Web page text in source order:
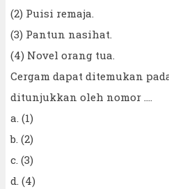
(2) Puisi remaja.
(3) Pantun nasihat.
(4) Novel orang tua.
Cergam dapat ditemukan
ditunjukkan oleh nomor ....
a. (1)
b. (2)
c. (3)
d. (4)